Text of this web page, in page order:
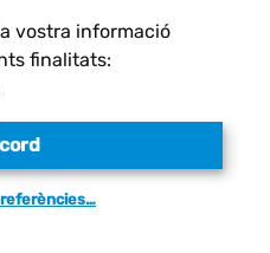
vostra informació
finalitats: